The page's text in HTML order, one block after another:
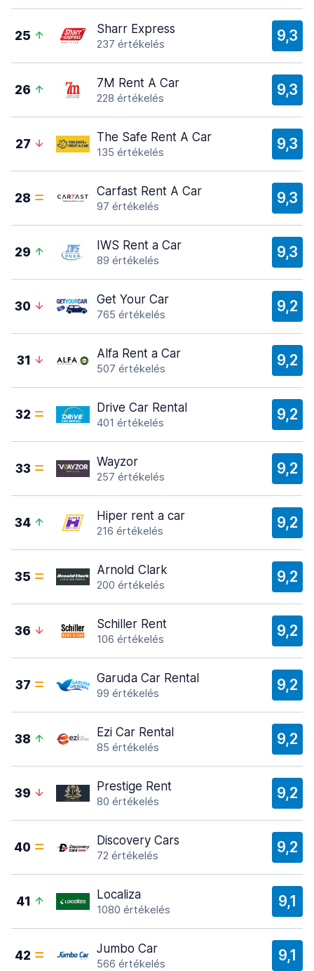
25 Sharr Express
237 értékelés 9,3
26 7M Rent A Car
228 értékelés 9,3
27 The Safe Rent A Car
135 értékelés 9,3
28 Carfast Rent A Car
97 értékelés 9,3
29 IWS Rent a Car
89 értékelés 9,3
30 Get Your Car
765 értékelés 9,2
31 Alfa Rent a Car
507 értékelés 9,2
32 Drive Car Rental
401 értékelés 9,2
33 Wayzor
257 értékelés 9,2
34 Hiper rent a car
216 értékelés 9,2
35 Arnold Clark
200 értékelés 9,2
36 Schiller Rent
106 értékelés 9,2
37 Garuda Car Rental
99 értékelés 9,2
38 Ezi Car Rental
85 értékelés 9,2
39 Prestige Rent
80 értékelés 9,2
40 Discovery Cars
72 értékelés 9,2
41 Localiza
1080 értékelés 9,1
42 Jumbo Car
566 értékelés 9,1